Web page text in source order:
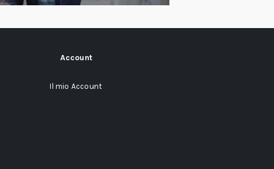
Account
Il mio Account